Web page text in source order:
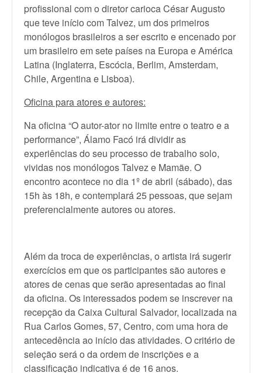
profissional com o diretor carioca César Augusto
que teve início com Talvez, um dos primeiros
monólogos brasileiros a ser escrito e encenado por
um brasileiro em sete países na Europa e América
Latina (Inglaterra, Escócia, Berlim, Amsterdam,
Chile, Argentina e Lisboa).
Oficina para atores e autores:
Na oficina “O autor-ator no limite entre o teatro e a
performance”, Álamo Facó irá dividir as
experiências do seu processo de trabalho solo,
vividas nos monólogos Talvez e Mamãe. O
encontro acontece no dia 1º de abril (sábado), das
15h às 18h, e contemplará 25 pessoas, que sejam
preferencialmente autores ou atores.
Além da troca de experiências, o artista irá sugerir
exercícios em que os participantes são autores e
atores de cenas que serão apresentadas ao final
da oficina. Os interessados podem se inscrever na
recepção da Caixa Cultural Salvador, localizada na
Rua Carlos Gomes, 57, Centro, com uma hora de
antecedência ao início das atividades. O critério de
seleção será o da ordem de inscrições e a
classificação indicativa é de 16 anos.